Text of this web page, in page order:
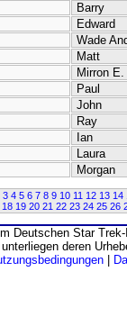
Barry
Edward
Wade
Matt
Mirron E.
Paul
John
Ray
Ian
Laura
Morgan
3 4 5 6 7 8 9 10 11 12 13 14
18 19 20 21 22 23 24 25 26
Deutschen Star
unterliegen deren